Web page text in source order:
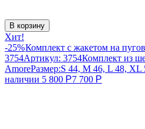
В корзину
Хит!
-25%Комплект с жакетом на
3754Артикул: 3754Комплект из
AmoreРазмер:S 44, M 46, L 48,
наличии 5 800 Р7 700 Р